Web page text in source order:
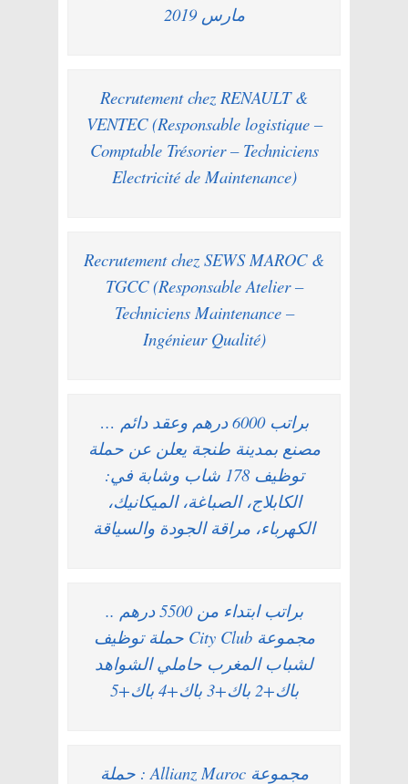
مارس 2019
Recrutement chez RENAULT &
VENTEC (Responsable logistique –
Comptable Trésorier – Techniciens
Electricité de Maintenance)
Recrutement chez SEWS MAROC &
TGCC (Responsable Atelier –
Techniciens Maintenance –
Ingénieur Qualité)
براتب 6000 درهم وعقد دائم …
مصنع بمدينة طنجة يعلن عن حملة
توظيف 178 شاب وشابة في:
الكابلاج، الصباغة، الميكانيك،
الكهرباء، مراقة الجودة والسياقة
براتب ابتداء من 5500 درهم ..
مجموعة City Club حملة توظيف
لشباب المغرب حاملي الشواهد
باك+2 باك+3 باك+4 باك+5
مجموعة Allianz Maroc : حملة